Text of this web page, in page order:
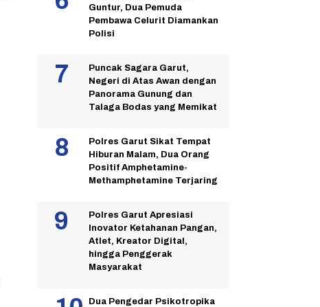
Guntur, Dua Pemuda
Pembawa Celurit Diamankan
Polisi
Puncak Sagara Garut,
Negeri di Atas Awan dengan
Panorama Gunung dan
Talaga Bodas yang Memikat
Polres Garut Sikat Tempat
Hiburan Malam, Dua Orang
Positif Amphetamine-
Methamphetamine Terjaring
Polres Garut Apresiasi
Inovator Ketahanan Pangan,
Atlet, Kreator Digital,
hingga Penggerak
Masyarakat
Dua Pengedar Psikotropika